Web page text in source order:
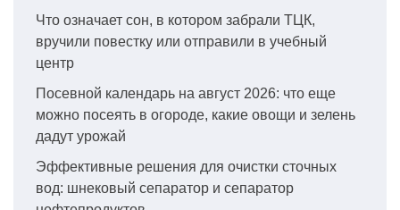
Что означает сон, в котором забрали ТЦК,
вручили повестку или отправили в учебный
центр
Посевной календарь на август 2026: что еще
можно посеять в огороде, какие овощи и зелень
дадут урожай
Эффективные решения для очистки сточных
вод: шнековый сепаратор и сепаратор